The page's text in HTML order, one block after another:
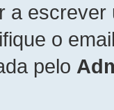
a
o
pelo